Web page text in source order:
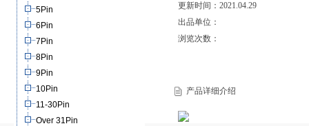
5Pin
6Pin
7Pin
8Pin
9Pin
10Pin
11-30Pin
Over 31Pin
更新时间：2021.04.29
出品单位：
浏览次数：
产品详细介绍